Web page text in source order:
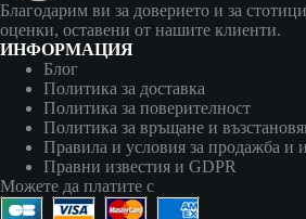
Благодарим ви за доверието и за
оценки, оставени от нашите клиенти.
ИНФОРМАЦИЯ
Блог
Политика за доставка
Политика за поверителност
Политика за връщане и
Правила и условия за продажба и
Правни известия и GDPR
Можете да платите с